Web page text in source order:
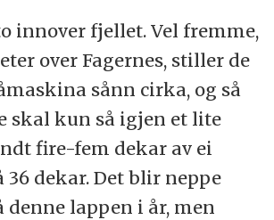
innover fjellet. Vel fremme,
over Fagernes, stiller de
sånn cirka, og så
skal kun så igjen et lite
fire-fem dekar av ei
36 dekar. Det blir neppe
denne lappen i år, men